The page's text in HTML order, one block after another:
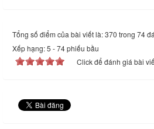
Tổng số điểm của bài viết là: 370 trong 74
Xếp hạng:5 -74phiếu bầu
Click để đánh giá bài